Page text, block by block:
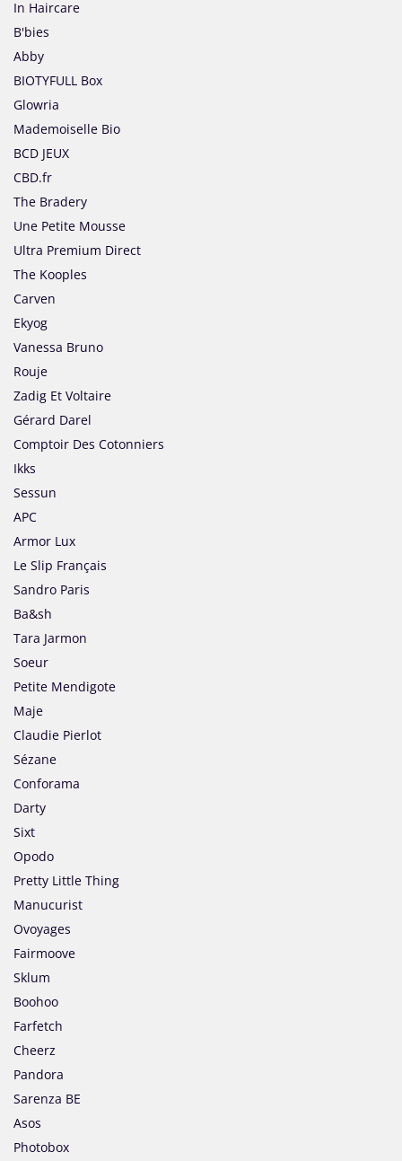
In Haircare
B'bies
Abby
BIOTYFULL Box
Glowria
Mademoiselle Bio
BCD JEUX
CBD.fr
The Bradery
Une Petite Mousse
Ultra Premium Direct
The Kooples
Carven
Ekyog
Vanessa Bruno
Rouje
Zadig Et Voltaire
Gérard Darel
Comptoir Des Cotonniers
Ikks
Sessun
APC
Armor Lux
Le Slip Français
Sandro Paris
Ba&sh
Tara Jarmon
Soeur
Petite Mendigote
Maje
Claudie Pierlot
Sézane
Conforama
Darty
Sixt
Opodo
Pretty Little Thing
Manucurist
Ovoyages
Fairmoove
Sklum
Boohoo
Farfetch
Cheerz
Pandora
Sarenza BE
Asos
Photobox